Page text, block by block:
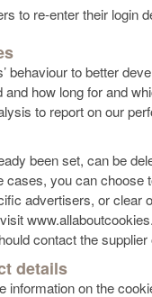
to re-enter their login
behaviour to better
how long for and
to report on our
been set, can be
you can
advertisers, or clear
contact the
details
information on the